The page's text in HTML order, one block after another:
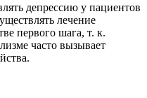
депрессию у пациентов
лечение
первого шага, т. к.
часто вызывает